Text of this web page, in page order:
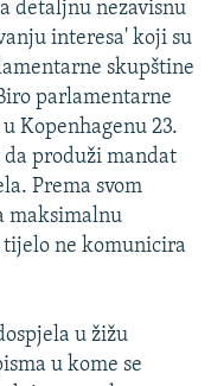
detaljnu nezavisnu
interesa' koji su
skupštine
parlamentarne
Kopenhagenu 23.
da produži mandat
Prema svom
maksimalnu
tijelo ne komunicira
u žižu
u kome se